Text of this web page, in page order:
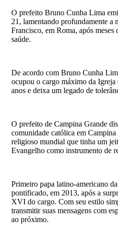
O prefeito Bruno Cunha Lima
21, lamentando profundamente a
Francisco, em Roma, após
saúde.
De acordo com Bruno Cunha
ocupou o cargo máximo da
anos e deixa um legado de
O prefeito de Campina Grande
comunidade católica em
religioso mundial que tinha um
Evangelho como instrumento de
Primeiro papa latino-americano
pontificado, em 2013, após a
XVI do cargo. Com seu estilo
transmitir suas mensagens com
ao próximo.